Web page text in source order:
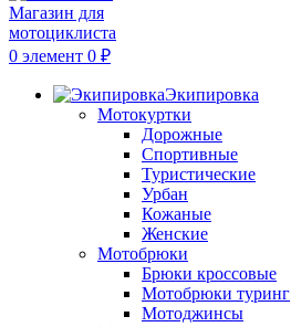
0 элемент 0 ₽
Экипировка
Мотокуртки
Дорожные
Спортивные
Туристические
Урбан
Кожаные
Женские
Мотобрюки
Брюки кроссовые
Мотобрюки туринг
Мотоджинсы